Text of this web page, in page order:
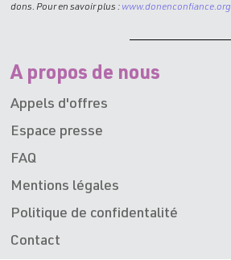
dons. Pour en savoir plus : www.donenconfiance.org
A propos de nous
Appels d'offres
Espace presse
FAQ
Mentions légales
Politique de confidentalité
Contact